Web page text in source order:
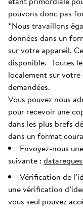
pouvons donc pas
*Nous travaillons
données dans un
sur votre appareil.
disponible. Toutes
localement sur
demandées.
Vous pouvez nous
pour recevoir une
dans les plus brefs
dans un format
Envoyez-nous
suivante :
Vérification de
une vérification
vous seul pouvez